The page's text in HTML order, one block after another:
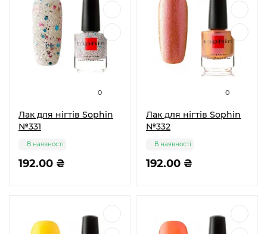
0
Лак для нігтів Sophin
№331
192.00 ₴
В наявності
0
Лак для нігтів Sophin
№332
192.00 ₴
В наявності